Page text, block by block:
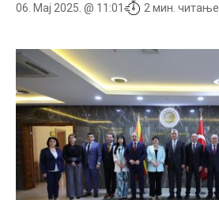
06. Мај 2025. @ 11:01 2 мин. читање